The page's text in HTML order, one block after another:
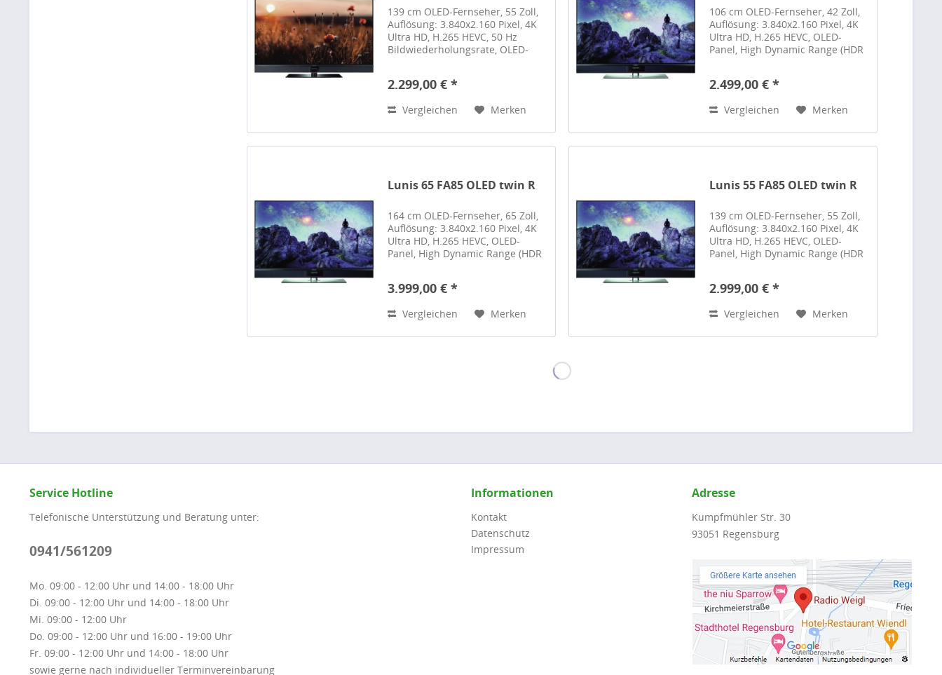
139 cm OLED-Fernseher, 55 Zoll,
Auflösung: 3.840x2.160 Pixel, 4K
Ultra HD, H.265 HEVC, 50 Hz
Bildwiederholungsrate, OLED-
10+), Hybrid Log Gamma (HLG),
2.299,00 € *
Vergleichen Merken
106 cm OLED-Fernseher, 42 Zoll,
Auflösung: 3.840x2.160 Pixel, 4K
Ultra HD, H.265 HEVC, OLED-
Panel, High Dynamic Range (HDR
Dolby Vision, Dolby Vision IQ,
2.499,00 € *
Vergleichen Merken
Lunis 65 FA85 OLED twin R
164 cm OLED-Fernseher, 65 Zoll,
Auflösung: 3.840x2.160 Pixel, 4K
Ultra HD, H.265 HEVC, OLED-
Panel, High Dynamic Range (HDR
Dolby Vision, Dolby Vision IQ,
3.999,00 € *
Vergleichen Merken
Lunis 55 FA85 OLED twin R
139 cm OLED-Fernseher, 55 Zoll,
Auflösung: 3.840x2.160 Pixel, 4K
Ultra HD, H.265 HEVC, OLED-
Panel, High Dynamic Range (HDR
Dolby Vision, Dolby Vision IQ,
2.999,00 € *
Vergleichen Merken
Service Hotline
Telefonische Unterstützung und Beratung unter:
0941/561209
Mo. 09:00 - 12:00 Uhr und 14:00 - 18:00 Uhr
Di. 09:00 - 12:00 Uhr und 14:00 - 18:00 Uhr
Mi. 09:00 - 12:00 Uhr
Do. 09:00 - 12:00 Uhr und 16:00 - 19:00 Uhr
Fr. 09:00 - 12:00 Uhr und 14:00 - 18:00 Uhr
sowie gerne nach individueller Terminvereinbarung
Informationen
Kontakt
Datenschutz
Impressum
Adresse
Kumpfmühler Str. 30
93051 Regensburg